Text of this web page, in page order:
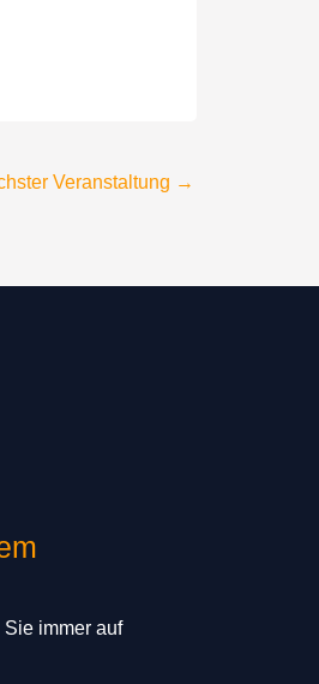
Veranstaltung →
immer auf